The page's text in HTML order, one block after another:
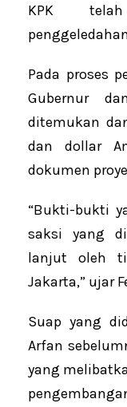
KPK
Pada proses
Gubernur
ditemukan
dan dollar
dokumen
“Bukti-bukti
saksi yang
lanjut oleh
Jakarta,” ujar
Suap yang
Arfan
yang